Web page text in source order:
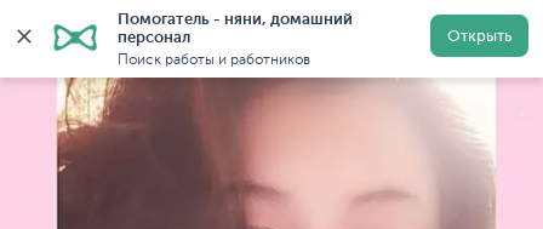
Помогатель - няни, домашний
персонал
Поиск работы и работников
Открыть
Главная Сиделки Сиделки в Санкт-Петербурге